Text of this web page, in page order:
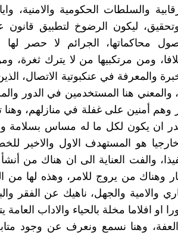
والسلطات الحكومية والامنية،
وتحقيق، ليكون الرضوخ لتطبيق
محاكماتها، الجرائم لا حصر
ومن مرتكبيها من لا يترك
والمعرفة في عنكبوتية الاتصال،
والمعني هنا المستخدمين في الدور
وهم أمنين على غفلة في منازلهم،
ان يكون لكل ما له مساس بسلامة
هو المستهدف الاول والاخير
والفت العناية الى ان هناك من
وهناك من يروج للامر، وهذه لها من
والامية والجهل، ناهيك عن الفقر
افلاما مخلة بالحياء والاداب العامة
والعفة، وهنا نسمع ونعرف عن وجود